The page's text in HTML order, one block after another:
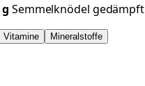
g Semmelknödel gedämpft
Vitamine Mineralstoffe